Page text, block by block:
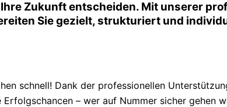
Zukunft entscheiden. Mit unserer
Sie gezielt, strukturiert und
schnell! Dank der professionellen
– wer auf Nummer sicher gehen